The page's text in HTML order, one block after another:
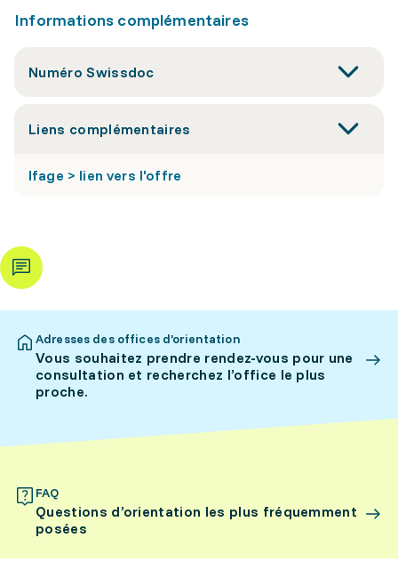
Informations complémentaires
Numéro Swissdoc
Liens complémentaires
Ifage > lien vers l'offre
Adresses des offices d’orientation
Vous souhaitez prendre rendez-vous pour une
consultation et recherchez l’office le plus
proche.
FAQ
Questions d’orientation les plus fréquemment
posées